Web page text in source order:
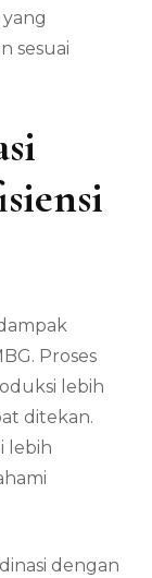
sesuai
Proses
lebih
ditekan.
lebih
dengan